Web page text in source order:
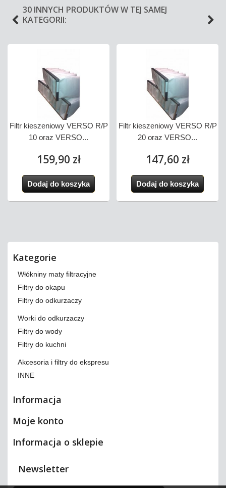
30 INNYCH PRODUKTÓW W TEJ SAMEJ
KATEGORII:
Filtr kieszeniowy VERSO R/P
10 oraz VERSO...
159,90 zł
Dodaj do koszyka
Filtr kieszeniowy VERSO R/P
20 oraz VERSO...
147,60 zł
Dodaj do koszyka
Kategorie
Włókniny maty filtracyjne
Filtry do okapu
Filtry do odkurzaczy
Worki do odkurzaczy
Filtry do wody
Filtry do kuchni
Akcesoria i filtry do ekspresu
INNE
Informacja
Moje konto
Informacja o sklepie
Newsletter